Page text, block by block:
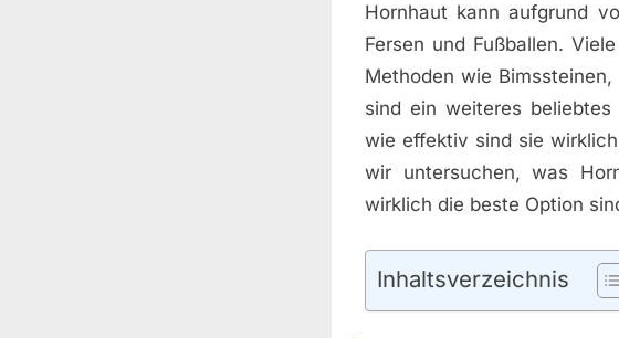
Hornhaut kann aufgrund
Fersen und Fußballen.
Methoden wie
sind ein weiteres
wie effektiv sind sie
wir untersuchen, was
wirklich die beste Option
Inhaltsverzeichnis